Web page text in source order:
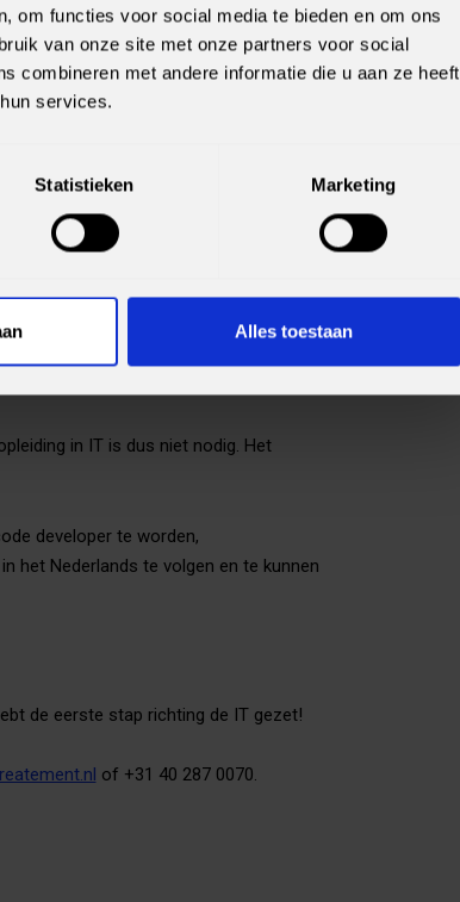
om functies voor social media te bieden en om ons
van onze site met onze partners voor social
combineren met andere informatie die u aan ze heeft
services.
Statistieken Marketing
Alles toestaan
Accounts en Large Enterprise. Wij zijn
klanten over de hele wereld. SLTN, voor
programma en met wie je samen het
SLTN in Hilversum
in IT is dus niet nodig. Het
developer te worden,
het Nederlands te volgen en te kunnen
de eerste stap richting de IT gezet!
of +31 40 287 0070.